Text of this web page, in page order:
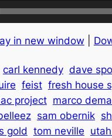
in new window
carl kennedy dave
feist fresh house
project marco
sam obernik
gold tom neville